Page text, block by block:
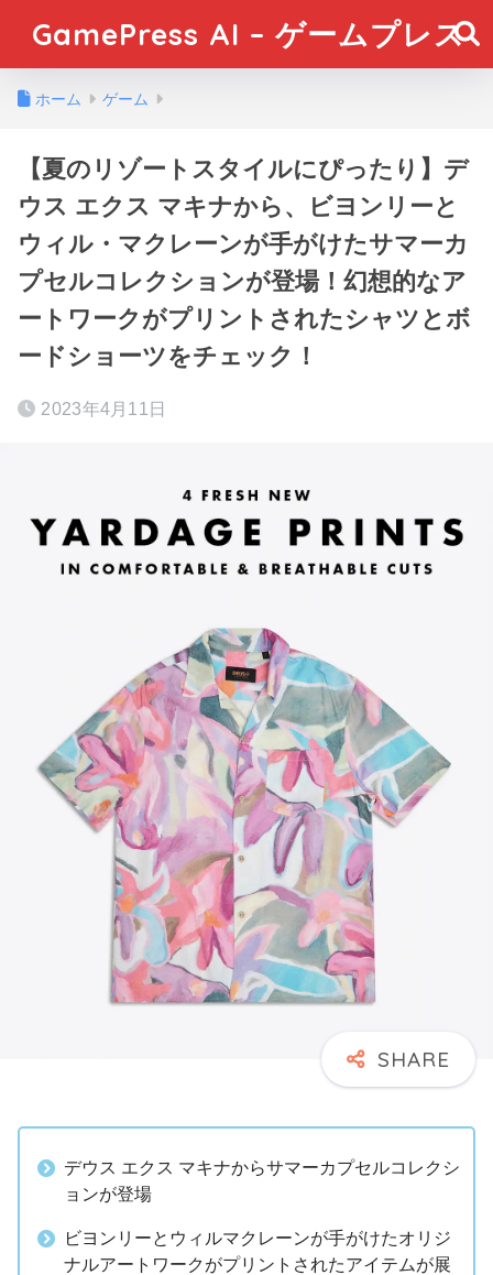
GamePress AI – ゲームプレス
ホーム ゲーム
【夏のリゾートスタイルにぴったり】デ
ウス エクス マキナから、ビヨンリーと
ウィル・マクレーンが手がけたサマーカ
プセルコレクションが登場！幻想的なア
ートワークがプリントされたシャツとボ
ードショーツをチェック！
2023年4月11日
デウス エクス マキナからサマーカプセルコレクシ
ョンが登場
ビヨンリーとウィルマクレーンが手がけたオリジ
ナルアートワークがプリントされたアイテムが展